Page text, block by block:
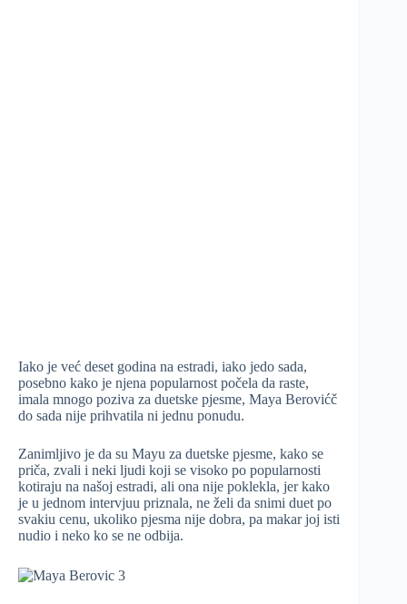
Iako je već deset godina na estradi, iako jedo sada,
posebno kako je njena popularnost počela da raste,
imala mnogo poziva za duetske pjesme, Maya Berovićč
do sada nije prihvatila ni jednu ponudu.
Zanimljivo je da su Mayu za duetske pjesme, kako se
priča, zvali i neki ljudi koji se visoko po popularnosti
kotiraju na našoj estradi, ali ona nije poklekla, jer kako
je u jednom intervjuu priznala, ne želi da snimi duet po
svakiu cenu, ukoliko pjesma nije dobra, pa makar joj isti
nudio i neko ko se ne odbija.